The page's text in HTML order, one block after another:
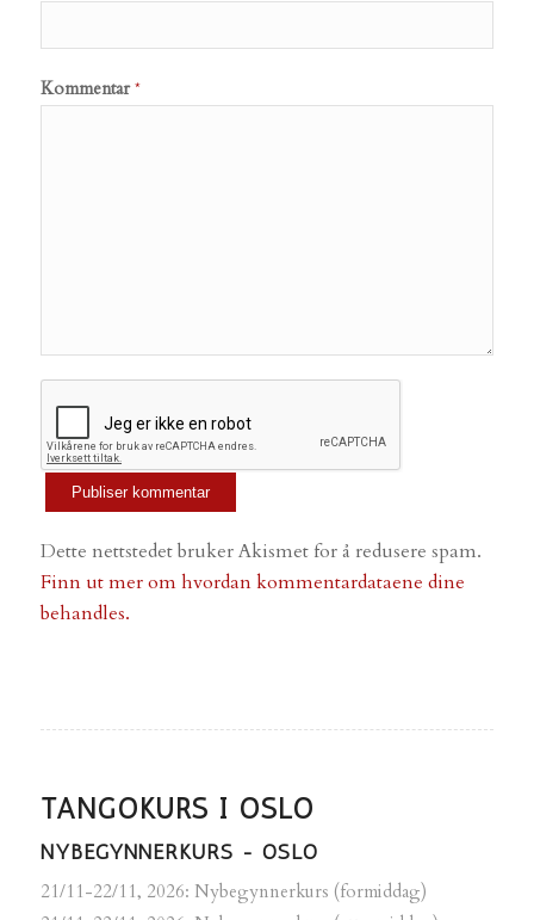
Kommentar*
Dette nettstedet bruker Akismet for å redusere spam.
Finn ut mer om hvordan kommentardataene dine
behandles.
TANGOKURS I OSLO
NYBEGYNNERKURS - OSLO
21/11-22/11, 2026: Nybegynnerkurs (formiddag)